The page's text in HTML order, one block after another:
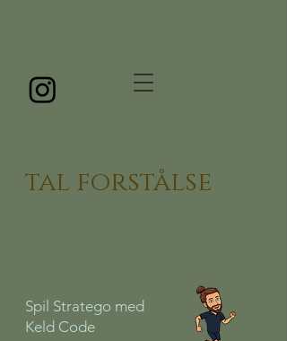
tal forstålse
Spil Stratego med
Keld Code